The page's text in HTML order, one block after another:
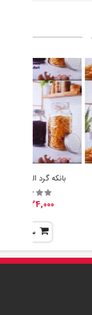
بانکه گرد الشن سایز 3
24,000 تومان
سبد خرید